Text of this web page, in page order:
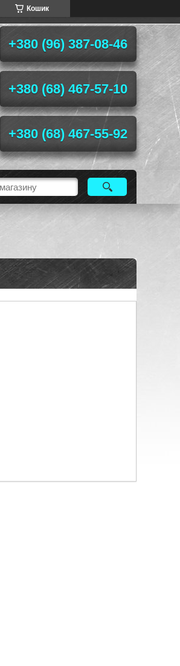
Кошик
+380 (96) 387-08-46
+380 (68) 467-57-10
+380 (68) 467-55-92